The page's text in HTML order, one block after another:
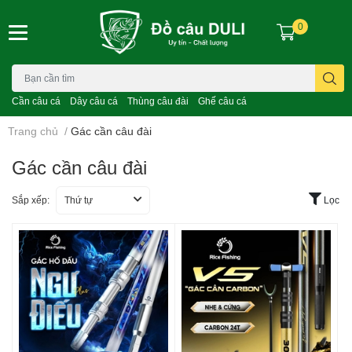
Cần câu cá Dây câu cá Thùng câu đài Ghế câu cá
0
Trang chủ / Gác cần câu đài
Gác cần câu đài
Sắp xếp: Thứ tự Lọc